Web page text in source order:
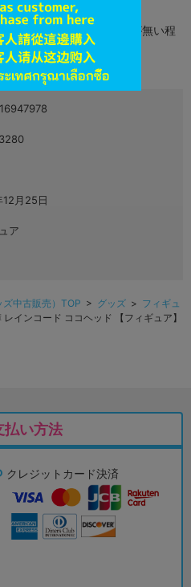
に関しまして再生に支障が無い程
す。
月25日
ア
中古販売）TOP > グッズ > フィギュ
インコード ココヘッド 【フィギュア】
払い方法
クレジットカード決済